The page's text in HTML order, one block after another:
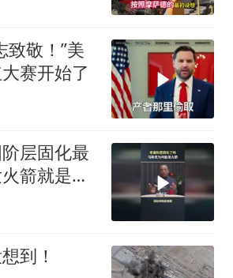
致敬！”美
赛开始了
层固化最
箭就是答
到！